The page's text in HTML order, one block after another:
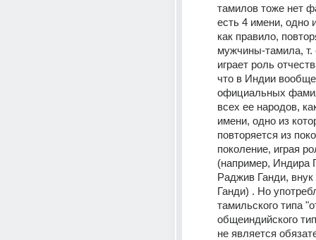
тамилов тоже нет
есть 4 имени, одно
как правило,
мужчины-тамила, т.
играет роль
что в Индии
официальных
всех ее народов,
имени, одно из
повторяется из
поколение, играя
(например, Индира
Раджив Ганди,
Ганди) . Но
тамильского типа
общеиндийского
не является